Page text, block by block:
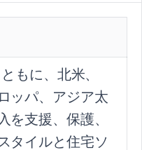
もに、北米、
ッパ、アジア太
を支援、保護、
タイルと住宅ソ